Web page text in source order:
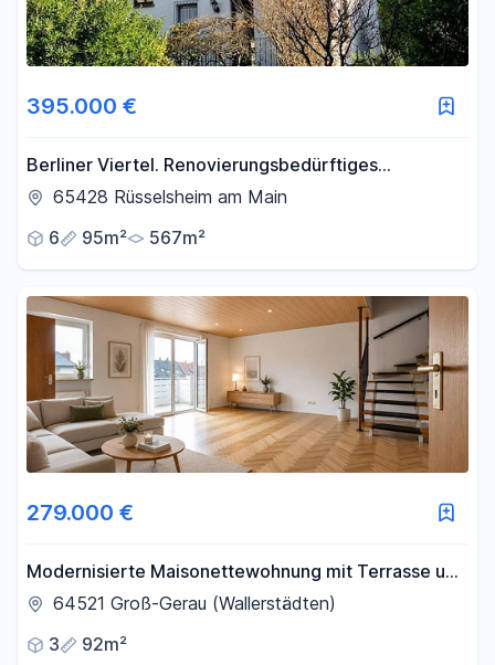
395.000 €
Berliner Viertel. Renovierungsbedürftiges
Einfamilienhaus mit Doppelgarage und 567 m²
65428 Rüsselsheim am Main
6
95m² 567m²
279.000 €
Modernisierte Maisonettewohnung mit Terrasse und
Stellplatz
64521 Groß-Gerau (Wallerstädten)
3
92m²